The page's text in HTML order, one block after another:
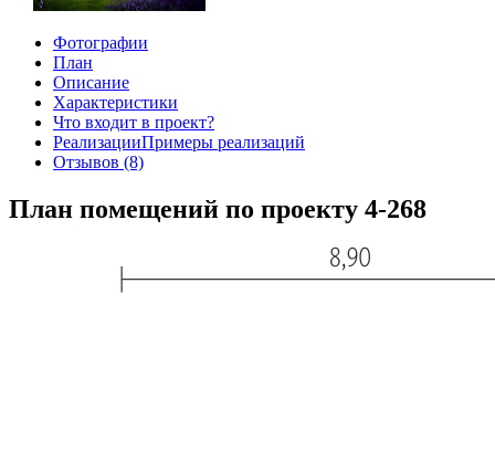
Фотографии
План
Описание
Характеристики
Что входит в проект?
РеализацииПримеры реализаций
Отзывов (8)
План помещений по проекту 4-268